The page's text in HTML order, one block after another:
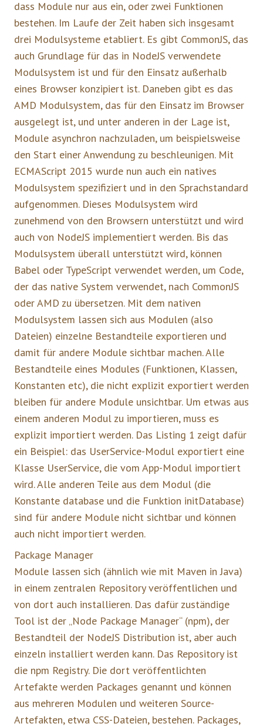
dass Module nur aus ein, oder zwei Funktionen
bestehen. Im Laufe der Zeit haben sich insgesamt
drei Modulsysteme etabliert. Es gibt CommonJS, das
auch Grundlage für das in NodeJS verwendete
Modulsystem ist und für den Einsatz außerhalb
eines Browser konzipiert ist. Daneben gibt es das
AMD Modulsystem, das für den Einsatz im Browser
ausgelegt ist, und unter anderen in der Lage ist,
Module asynchron nachzuladen, um beispielsweise
den Start einer Anwendung zu beschleunigen. Mit
ECMAScript 2015 wurde nun auch ein natives
Modulsystem spezifiziert und in den Sprachstandard
aufgenommen. Dieses Modulsystem wird
zunehmend von den Browsern unterstützt und wird
auch von NodeJS implementiert werden. Bis das
Modulsystem überall unterstützt wird, können
Babel oder TypeScript verwendet werden, um Code,
der das native System verwendet, nach CommonJS
oder AMD zu übersetzen. Mit dem nativen
Modulsystem lassen sich aus Modulen (also
Dateien) einzelne Bestandteile exportieren und
damit für andere Module sichtbar machen. Alle
Bestandteile eines Modules (Funktionen, Klassen,
Konstanten etc), die nicht explizit exportiert werden
bleiben für andere Module unsichtbar. Um etwas aus
einem anderen Modul zu importieren, muss es
explizit importiert werden. Das Listing 1 zeigt dafür
ein Beispiel: das UserService-Modul exportiert eine
Klasse UserService, die vom App-Modul importiert
wird. Alle anderen Teile aus dem Modul (die
Konstante database und die Funktion initDatabase)
sind für andere Module nicht sichtbar und können
auch nicht importiert werden.
Package Manager
Module lassen sich (ähnlich wie mit Maven in Java)
in einem zentralen Repository veröffentlichen und
von dort auch installieren. Das dafür zuständige
Tool ist der „Node Package Manager“ (npm), der
Bestandteil der NodeJS Distribution ist, aber auch
einzeln installiert werden kann. Das Repository ist
die npm Registry. Die dort veröffentlichten
Artefakte werden Packages genannt und können
aus mehreren Modulen und weiteren Source-
Artefakten, etwa CSS-Dateien, bestehen. Packages,